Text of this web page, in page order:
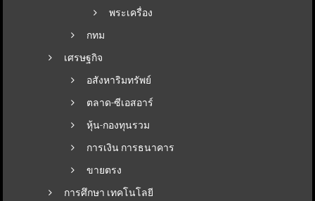
พระเครื่อง
กทม
เศรษฐกิจ
อสังหาริมทรัพย์
ตลาด-ซีเอสอาร์
หุ้น-กองทุนรวม
การเงิน การธนาคาร
ขายตรง
การศึกษา เทคโนโลยี